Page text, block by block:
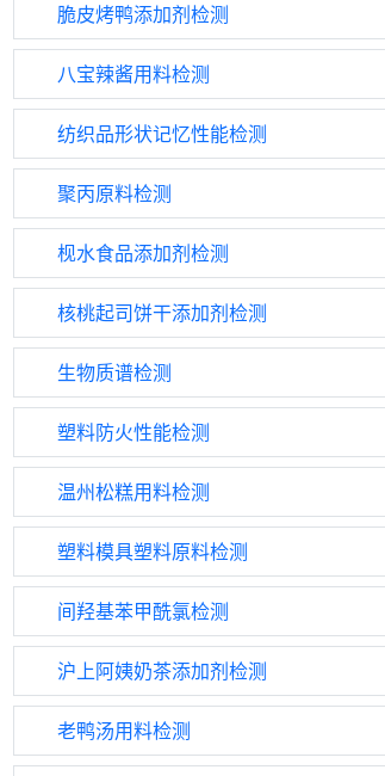
脆皮烤鸭添加剂检测
八宝辣酱用料检测
纺织品形状记忆性能检测
聚丙原料检测
枧水食品添加剂检测
核桃起司饼干添加剂检测
生物质谱检测
塑料防火性能检测
温州松糕用料检测
塑料模具塑料原料检测
间羟基苯甲酰氯检测
沪上阿姨奶茶添加剂检测
老鸭汤用料检测